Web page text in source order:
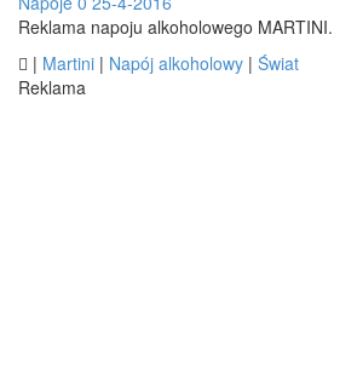
Reklama napoju alkoholowego MARTINI.
 | Martini | Napój alkoholowy | Świat
Reklama